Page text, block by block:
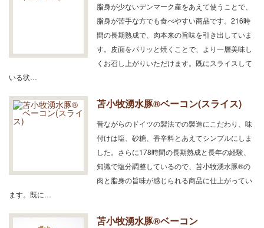
脂身が少ないデンマーク産をあえて使うことで、
脂身が苦手な方でも食べやすい商品です。216時
間の長期熟成で、肉本来の旨味を引き出していま
す。皮面をパリッと焼くことで、より一層美味し
くお召し上がりいただけます。既にスライスして
いる状…
苫小牧湧水豚®ベーコン(スライス)
昔ながらのドイツの製法での製造にこだわり、味
付けは塩、砂糖、香辛料とあえてシンプルにしま
した。さらに178時間の長期熟成と長年の経験、
知識で塩分調整しているので、苫小牧湧水豚®の
肉と脂身の旨味が感じられる商品に仕上がってい
ます。既に…
苫小牧湧水豚®ベーコン